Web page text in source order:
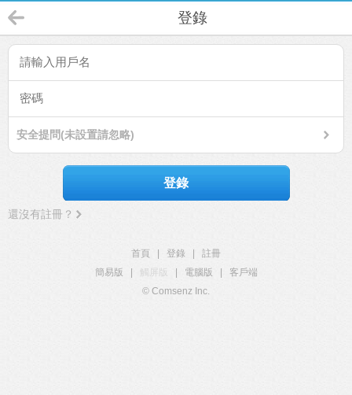
登錄
安全提問(未設置請忽略)
登錄
還沒有註冊？
首頁 登錄
註冊
簡易版
觸屏版 電腦版
客戶端
© Comsenz Inc.